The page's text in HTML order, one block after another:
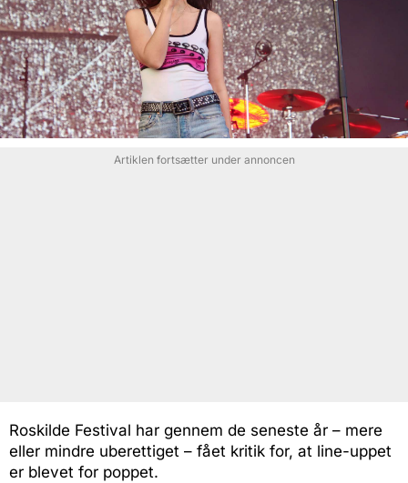
Artiklen fortsætter under annoncen
Roskilde Festival har gennem de seneste år – mere
eller mindre uberettiget – fået kritik for, at line-uppet
er blevet for poppet.